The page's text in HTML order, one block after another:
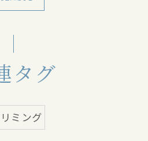
タグ
ミング